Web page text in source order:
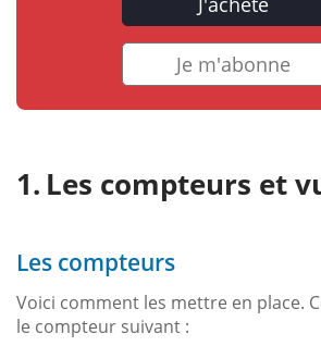
Je m'abonne
Les compteurs et
Les compteurs
Voici comment les mettre en place.
le compteur suivant :